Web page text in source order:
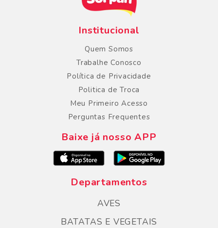
Institucional
Quem Somos
Trabalhe Conosco
Política de Privacidade
Politica de Troca
Meu Primeiro Acesso
Perguntas Frequentes
Baixe já nosso APP
Departamentos
AVES
BATATAS E VEGETAIS